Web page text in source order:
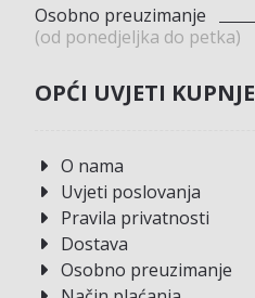
Osobno preuzimanje
(od ponedjeljka do petka)
OPĆI UVJETI KUPNJE
O nama
Uvjeti poslovanja
Pravila privatnosti
Dostava
Osobno preuzimanje